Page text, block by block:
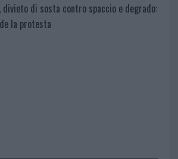
divieto di sosta contro spaccio e degrado:
la protesta